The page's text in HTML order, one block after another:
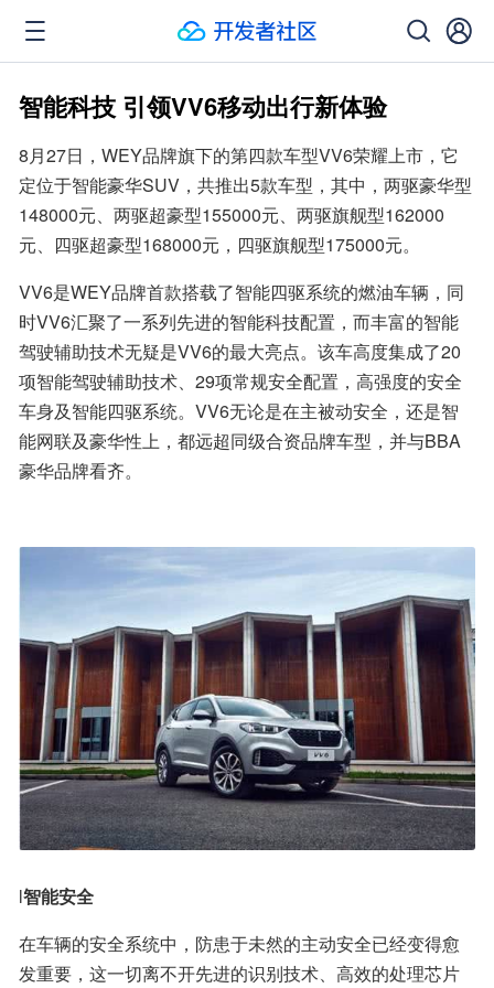
智能科技 引领VV6移动出行新体验
8月27日，WEY品牌旗下的第四款车型VV6荣耀上市，它
定位于智能豪华SUV，共推出5款车型，其中，两驱豪华型
148000元、两驱超豪型155000元、两驱旗舰型162000
元、四驱超豪型168000元，四驱旗舰型175000元。
VV6是WEY品牌首款搭载了智能四驱系统的燃油车辆，同
时VV6汇聚了一系列先进的智能科技配置，而丰富的智能
驾驶辅助技术无疑是VV6的最大亮点。该车高度集成了20
项智能驾驶辅助技术、29项常规安全配置，高强度的安全
车身及智能四驱系统。VV6无论是在主被动安全，还是智
能网联及豪华性上，都远超同级合资品牌车型，并与BBA
豪华品牌看齐。
l智能安全
在车辆的安全系统中，防患于未然的主动安全已经变得愈
发重要，这一切离不开先进的识别技术、高效的处理芯片